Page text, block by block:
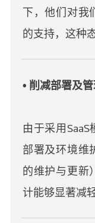
下，他们对我
的支持，这种
• 削减部署及
由于采用
部署及环境维
的维护与更新
计能够显著减